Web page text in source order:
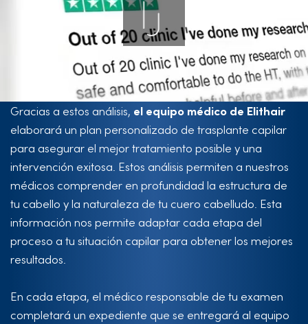
Gracias a estos análisis, el equipo médico de Elithair
elaborará un plan personalizado de trasplante capilar
para asegurar el mejor tratamiento posible y una
intervención exitosa. Estos análisis permiten a nuestros
médicos comprender en profundidad la estructura de
tu cabello y la naturaleza de tu cuero cabelludo. Esta
información nos permite adaptar cada etapa del
proceso a tu situación capilar para obtener los mejores
resultados.
En cada etapa, el médico responsable de tu examen
completará un expediente que se entregará al equipo